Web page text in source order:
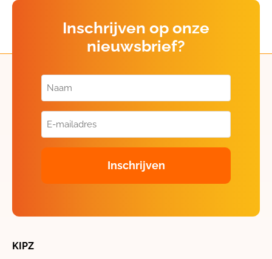
Inschrijven op onze
nieuwsbrief?
Naam
(Vereist)
E-
mailadres
KIPZ